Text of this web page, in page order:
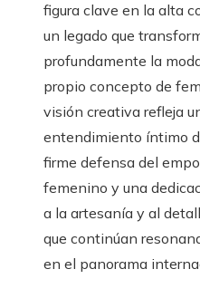
figura clave en la alta
un legado que
profundamente la
propio concepto de
visión creativa refleja
entendimiento íntimo
firme defensa del
femenino y una
a la artesanía y al
que continúan
en el panorama